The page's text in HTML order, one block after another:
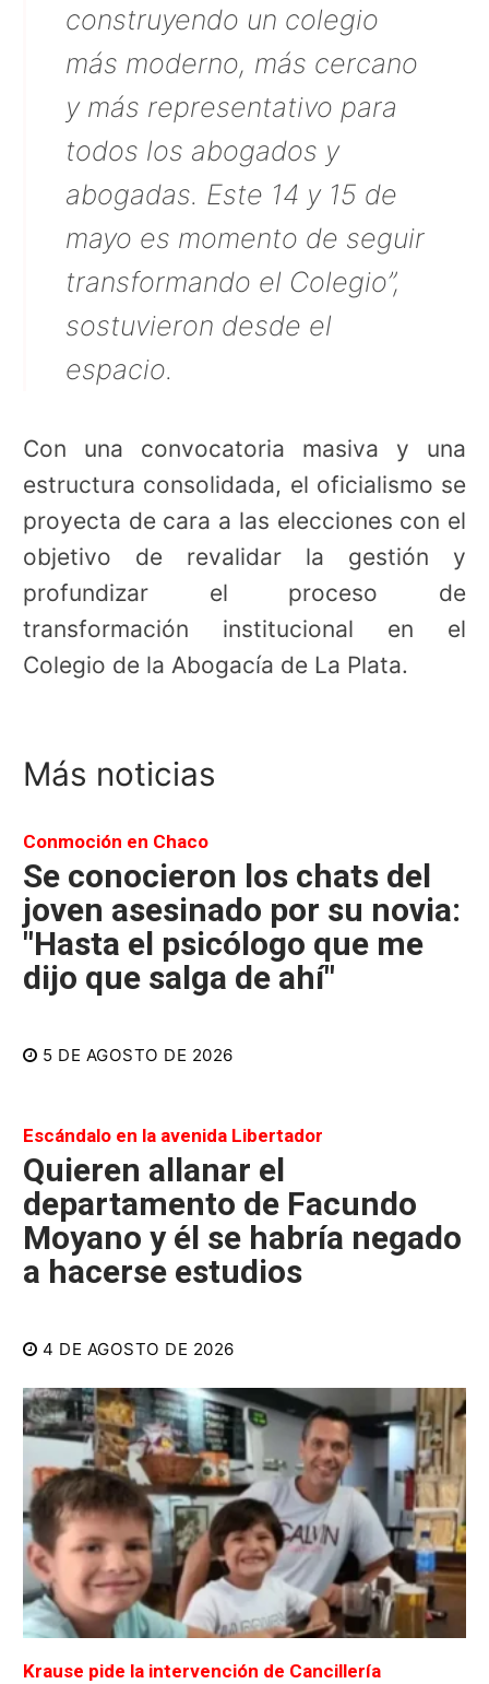
construyendo un colegio
más moderno, más cercano
y más representativo para
todos los abogados y
abogadas. Este 14 y 15 de
mayo es momento de seguir
transformando el Colegio”,
sostuvieron desde el
espacio.
Con una convocatoria masiva y una
estructura consolidada, el oficialismo se
proyecta de cara a las elecciones con el
objetivo de revalidar la gestión y
profundizar el proceso de
transformación institucional en el
Colegio de la Abogacía de La Plata.
Más noticias
Conmoción en Chaco
Se conocieron los chats del
joven asesinado por su novia:
"Hasta el psicólogo que me
dijo que salga de ahí"
5 DE AGOSTO DE 2026
Escándalo en la avenida Libertador
Quieren allanar el
departamento de Facundo
Moyano y él se habría negado
a hacerse estudios
4 DE AGOSTO DE 2026
Krause pide la intervención de Cancillería